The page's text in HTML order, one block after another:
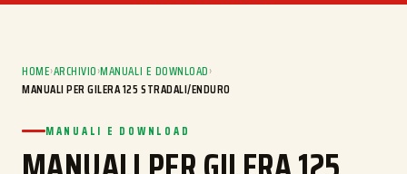
HOME›ARCHIVIO›MANUALI E DOWNLOAD›
MANUALI PER GILERA 125 STRADALI/ENDURO
MANUALI E DOWNLOAD